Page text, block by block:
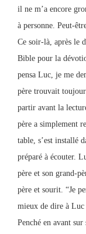
il ne m’a encore
à personne. Peut-
Ce soir-là, après le
Bible pour la
pensa Luc, je me
père trouvait
partir avant la
père a simplement
table, s’est installé
préparé à écouter.
père et son grand-
père et sourit. “Je
mieux de dire à Luc
Penché en avant